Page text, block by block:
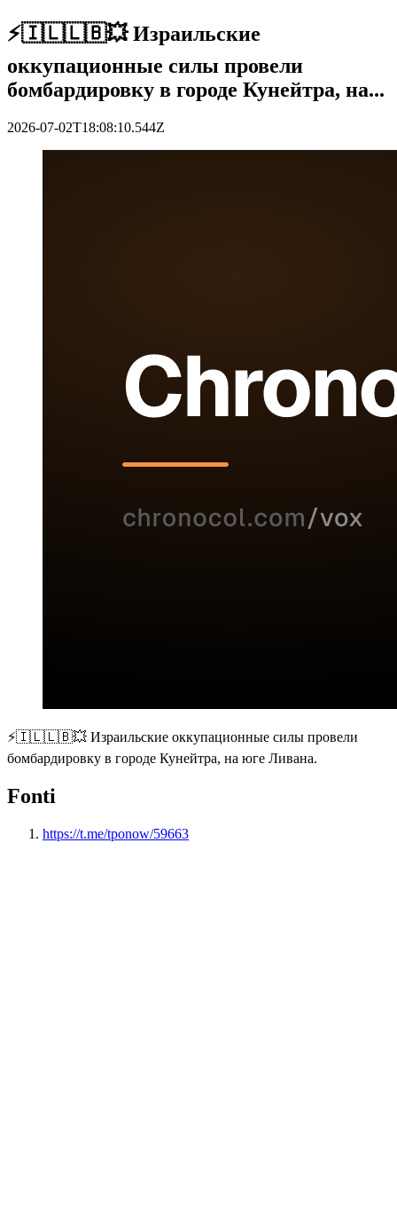
⚡️🇮🇱🇱🇧💥 Израильские
оккупационные силы провели
бомбардировку в городе Кунейтра, на...
2026-07-02T18:08:10.544Z
⚡️🇮🇱🇱🇧💥 Израильские оккупационные силы провели
бомбардировку в городе Кунейтра, на юге Ливана.
Fonti
https://t.me/tponow/59663